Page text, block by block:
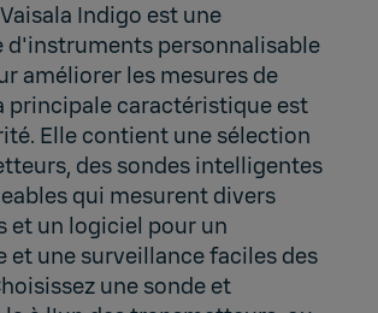
Indigo est une
d'instruments personnalisable
améliorer les mesures de
principale caractéristique est
Elle contient une sélection
des sondes intelligentes
qui mesurent divers
et un logiciel pour un
et une surveillance faciles des
une sonde et